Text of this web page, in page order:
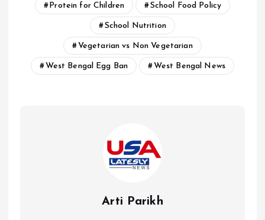
Protein for Children School Food Policy
School Nutrition
Vegetarian vs Non Vegetarian
West Bengal Egg Ban West Bengal News
Arti Parikh